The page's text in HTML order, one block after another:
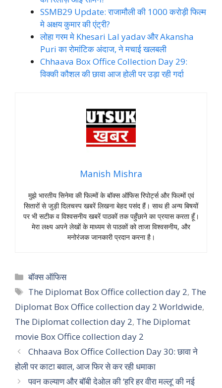
SSMB29 Update: राजामौली की 1000 करोड़ी फिल्म
मे अक्षय कुमार की एंट्री?
लोहा गरम मे Khesari Lal yadav और Akansha
Puri का रोमांटिक अंदाज, ने मचाई खलबली
Chhaava Box Office Collection Day 29:
विक्की कौशल की छावा आज होली पर उड़ा रही गर्दा
Manish Mishra
मुझे भारतीय सिनेमा की फिल्मों के बॉक्स ऑफिस रिपोर्ट्स और फिल्मों एवं
सितारों से जुड़ी दिलचस्प खबरें लिखना बेहद पसंद हैं। साथ ही अन्य बिषयों
पर भी सटीक व विश्वसनीय खबरें पाठकों तक पहुँछाने का प्रयास करता हूँ।
मेरा लक्ष्य अपने लेखों के माध्यम से पाठकों को ताजा विश्वसनीय, और
मनोरंजक जानकारी प्रदान करना है।
Categories
बॉक्स ऑफिस
Tags
The Diplomat Box Office collection day 2, The
Diplomat Box Office collection day 2 Worldwide,
The Diplomat collection day 2, The Diplomat
movie Box Office collection day 2
Chhaava Box Office Collection Day 30: छावा ने
होली पर काटा बवाल, आज फिर से कर रही धमाका
पवन कल्याण और बॉबी देओल की ‘हरि हर वीरा मल्लू’ की नई